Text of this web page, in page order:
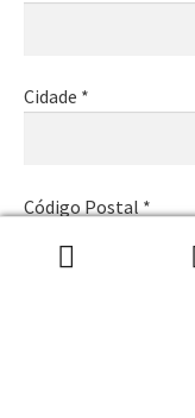
Pesquisar
Pesquisa
Cidade *
Código Postal *